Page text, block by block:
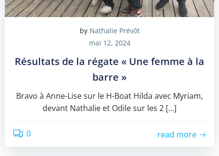
by Nathalie Prévôt
mai 12, 2024
Résultats de la régate « Une femme à la
barre »
Bravo à Anne-Lise sur le H-Boat Hilda avec Myriam,
devant Nathalie et Odile sur les 2 […]
0 read more